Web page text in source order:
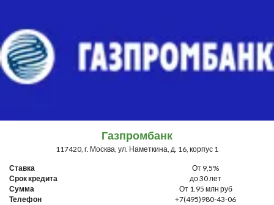
Газпромбанк
117420, г. Москва, ул. Наметкина, д. 16, корпус 1
Ставка
От 9,5%
Срок кредита
до 30 лет
Сумма
От 1.95 млн руб
Телефон
+7(495)980-43-06